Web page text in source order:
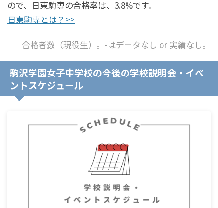
ので、日東駒専の合格率は、3.8%です。
日東駒専とは？>>
合格者数（現役生）。-はデータなし or 実績なし。
駒沢学園女子中学校の今後の学校説明会・イベ
ントスケジュール